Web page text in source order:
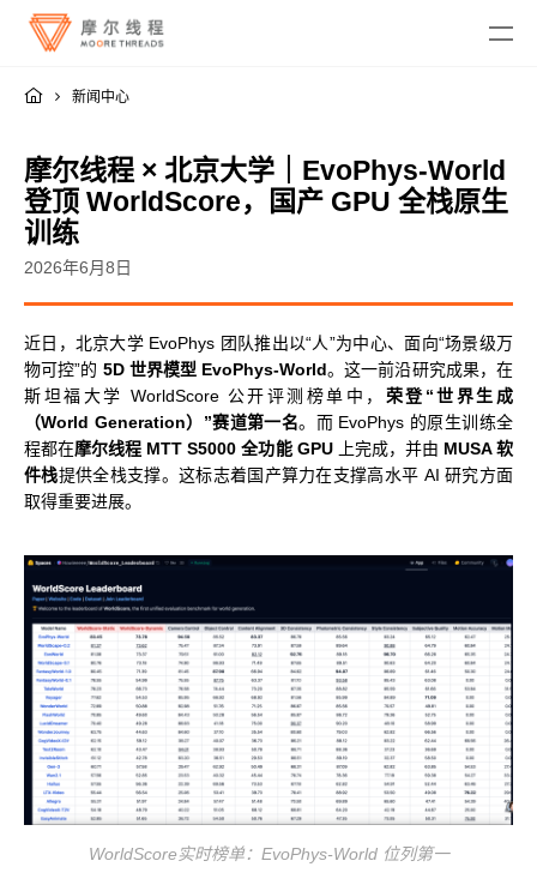
MTT KUAE
MTT AIBOOK
MTT AICUBE
智娱摩方
MTT E300
MTT S5000
MTT S4000
MTT S3000
MTT S2000
MTT S70
MTT X300
MTT S50
MTT S30 / S10
驱动程序
MUSA SDK
Moore Perf System
MUSACODE
AI 训练套件
AI 推理套件
GPU 虚拟化 / vGPU
摩笔马良
AI 语音
DigitalME 数字人
AI Reality
AI 推理
云电脑
数字孪生与 GIS
工业设计与制造
广播与专业音视频
新闻中心
摩尔线程 × 北京大学｜EvoPhys-World
登顶 WorldScore，国产 GPU 全栈原生
训练
2026年6月8日
近日，北京大学 EvoPhys 团队推出以“人”为中心、面向“场景级万
物可控”的 5D 世界模型 EvoPhys-World。这一前沿研究成果，在
斯坦福大学 WorldScore 公开评测榜单中， 荣登“世界生成
（World Generation）”赛道第一名。而 EvoPhys 的原生训练全
程都在摩尔线程 MTT S5000 全功能 GPU 上完成，并由 MUSA 软
件栈提供全栈支撑。这标志着国产算力在支撑高水平 AI 研究方面
取得重要进展。
WorldScore实时榜单：EvoPhys-World 位列第一